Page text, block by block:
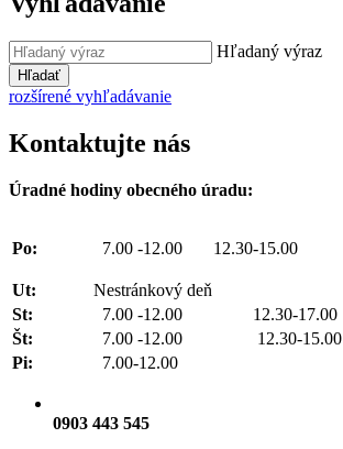
Hľadaný výraz
Hľadať
rozšírené vyhľadávanie
Kontaktujte nás
Úradné hodiny obecného úradu:
Po: 7.00 -12.00 12.30-15.00
Ut:
Nestránkový deň
St:
7.00 -12.00 12.30-17.00
Št:
7.00 -12.00 12.30-15.00
Pi:
7.00-12.00
0903 443 545